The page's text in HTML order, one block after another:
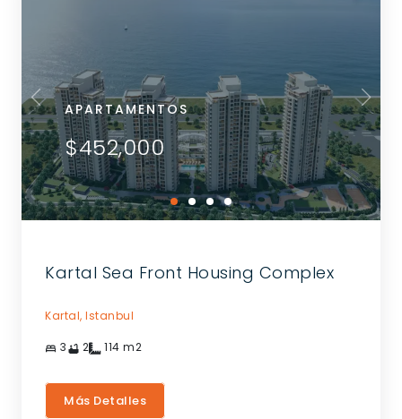
APARTAMENTOS
$452,000
Kartal Sea Front Housing Complex
Kartal, Istanbul
3 2 114 m2
Más Detalles